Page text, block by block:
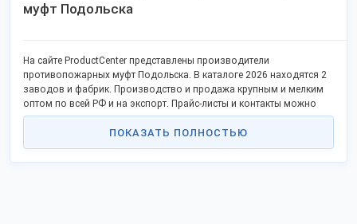
муфт Подольска
На сайте ProductCenter представлены производители
противопожарных муфт Подольска. В каталоге 2026 находятся 2
заводов и фабрик. Производство и продажа крупным и мелким
оптом по всей РФ и на экспорт. Прайс-листы и контакты можно
найти в экспозициях компаний.
ПОКАЗАТЬ ПОЛНОСТЬЮ